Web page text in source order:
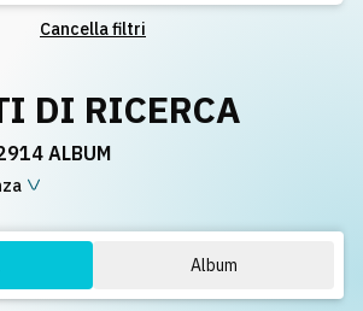
Cancella filtri
DI RICERCA
ALBUM
Album